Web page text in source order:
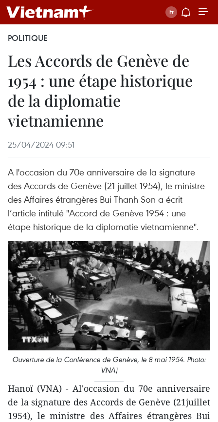
POLITIQUE
Les Accords de Genève de
1954 : une étape historique
de la diplomatie
vietnamienne
25/04/2024 09:51
A l'occasion du 70e anniversaire de la signature
des Accords de Genève (21 juillet 1954), le ministre
des Affaires étrangères Bui Thanh Son a écrit
l’article intitulé "Accord de Genève 1954 : une
étape historique de la diplomatie vietnamienne".
Ouverture de la Conférence de Genève, le 8 mai 1954. Photo:
VNA)
Hanoï (VNA) - Al'occasion du 70e anniversaire
de la signature des Accords de Genève (21juillet
1954), le ministre des Affaires étrangères Bui